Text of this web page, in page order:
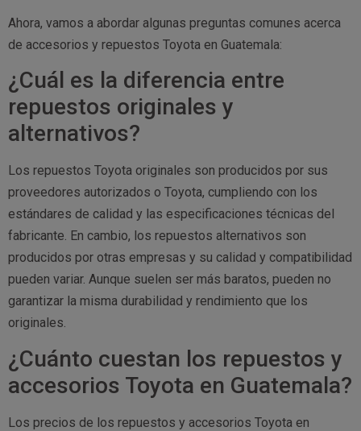
Ahora, vamos a abordar algunas preguntas comunes acerca
de accesorios y repuestos Toyota en Guatemala:
¿Cuál es la diferencia entre
repuestos originales y
alternativos?
Los repuestos Toyota originales son producidos por sus
proveedores autorizados o Toyota, cumpliendo con los
estándares de calidad y las especificaciones técnicas del
fabricante. En cambio, los repuestos alternativos son
producidos por otras empresas y su calidad y compatibilidad
pueden variar. Aunque suelen ser más baratos, pueden no
garantizar la misma durabilidad y rendimiento que los
originales.
¿Cuánto cuestan los repuestos y
accesorios Toyota en Guatemala?
Los precios de los repuestos y accesorios Toyota en